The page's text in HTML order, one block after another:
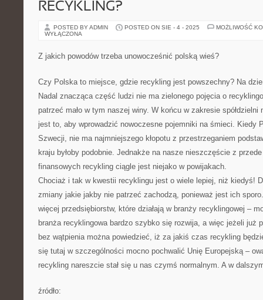
RECYKLING?
POSTED BY ADMIN POSTED ON SIE - 4 - 2025
MOŻLIWOŚĆ
WYŁĄCZONA
Z jakich powodów trzeba unowocześnić polską wieś?
Czy Polska to miejsce, gdzie recykling jest powszechny? Na
Nadal znacząca część ludzi nie ma zielonego pojęcia o
patrzeć mało w tym naszej winy. W końcu w zakresie spółdzielni
jest to, aby wprowadzić nowoczesne pojemniki na śmieci. Kiedy
Szwecji, nie ma najmniejszego kłopotu z przestrzeganiem
kraju byłoby podobnie. Jednakże na nasze nieszczęście z
finansowych recykling ciągle jest niejako w powijakach.
Chociaż i tak w kwestii recyklingu jest o wiele lepiej, niż kiedyś!
zmiany jakie jakby nie patrzeć zachodzą, ponieważ jest ich
więcej przedsiębiorstw, które działają w branży recyklingowej –
branża recyklingowa bardzo szybko się rozwija, a więc jeżeli już
bez wątpienia można powiedzieć, iż za jakiś czas recykling
się tutaj w szczególności mocno pochwalić Unię Europejską –
recykling nareszcie stał się u nas czymś normalnym. A w
źródło: